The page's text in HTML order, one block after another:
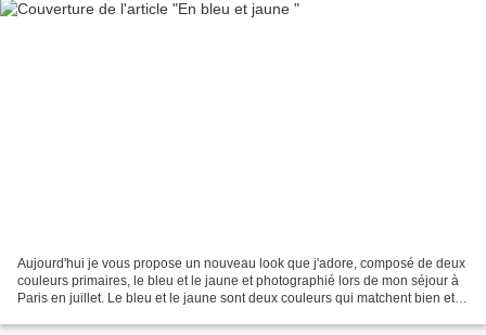
Aujourd'hui je vous propose un nouveau look que j'adore, composé de deux
couleurs primaires, le bleu et le jaune et photographié lors de mon séjour à
Paris en juillet. Le bleu et le jaune sont deux couleurs qui matchent bien et